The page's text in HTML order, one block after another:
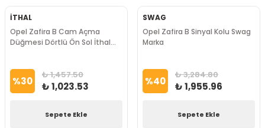
İTHAL
Opel Zafira B Cam Açma
Düğmesi Dörtlü Ön Sol İthal
%30 ₺ 1,457.50
₺ 1,023.53
Sepete Ekle
SWAG
Opel Zafira B Sinyal Kolu Swag
Marka
%40 ₺ 3,284.80
₺ 1,955.96
Sepete Ekle